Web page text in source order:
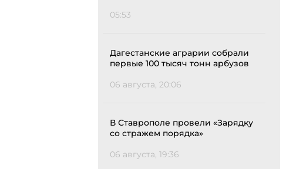
05:53
Дагестанские аграрии собрали
первые 100 тысяч тонн арбузов
06 августа, 20:06
В Ставрополе провели «Зарядку
со стражем порядка»
06 августа, 19:36